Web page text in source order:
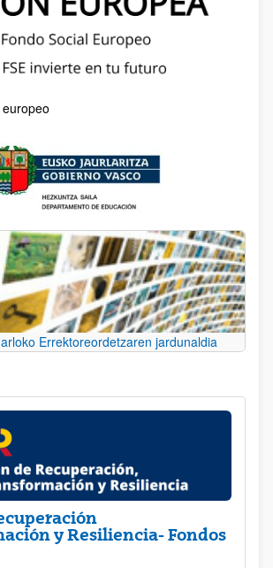
Errektoreordetzaren jardunaldia
y Resiliencia- Fondos